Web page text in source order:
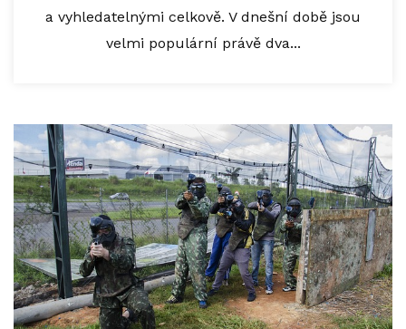
a vyhledatelnými celkově. V dnešní době jsou
velmi populární právě dva...